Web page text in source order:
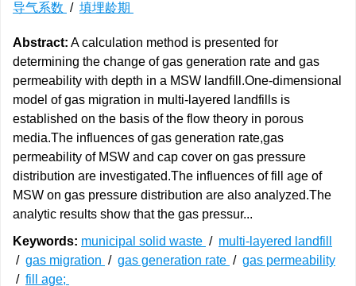
导气系数 / 填埋龄期
Abstract: A calculation method is presented for
determining the change of gas generation rate and gas
permeability with depth in a MSW landfill.One-dimensional
model of gas migration in multi-layered landfills is
established on the basis of the flow theory in porous
media.The influences of gas generation rate,gas
permeability of MSW and cap cover on gas pressure
distribution are investigated.The influences of fill age of
MSW on gas pressure distribution are also analyzed.The
analytic results show that the gas pressur...
Keywords: municipal solid waste / multi-layered landfill
/ gas migration / gas generation rate / gas permeability
/ fill age;